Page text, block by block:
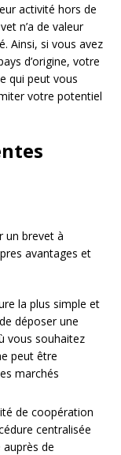
activité hors de
n’a de valeur
Ainsi, si vous avez
d’origine, votre
qui peut vous
votre potentiel
un brevet à
avantages et
la plus simple et
déposer une
vous souhaitez
peut être
marchés
de coopération
centralisée
de